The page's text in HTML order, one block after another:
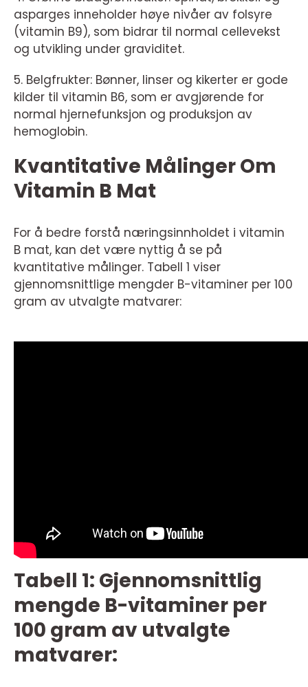
asparges inneholder høye nivåer av folsyre
(vitamin B9), som bidrar til normal cellevekst
og utvikling under graviditet.
5. Belgfrukter: Bønner, linser og kikerter er gode
kilder til vitamin B6, som er avgjørende for
normal hjernefunksjon og produksjon av
hemoglobin.
Kvantitative Målinger Om
Vitamin B Mat
For å bedre forstå næringsinnholdet i vitamin
B mat, kan det være nyttig å se på
kvantitative målinger. Tabell 1 viser
gjennomsnittlige mengder B-vitaminer per 100
gram av utvalgte matvarer:
Tabell 1: Gjennomsnittlig
mengde B-vitaminer per
100 gram av utvalgte
matvarer: